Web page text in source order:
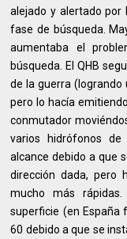
alejado y alertado por
fase de búsqueda.
aumentaba el
búsqueda. El QHB
de la guerra (logrando
pero lo hacía
conmutador
varios hidrófonos
alcance debido a que
dirección dada, pero
mucho más
superficie (en España
60 debido a que se